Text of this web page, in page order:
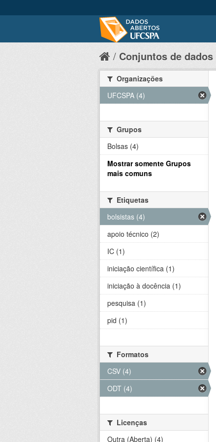
Conjuntos de dados
Organizações
UFCSPA (4)
Grupos
Bolsas (4)
Mostrar somente Grupos
mais comuns
Etiquetas
bolsistas (4)
apoio técnico (2)
IC (1)
iniciação científica (1)
iniciação à docência (1)
pesquisa (1)
pid (1)
Formatos
CSV (4)
ODT (4)
Licenças
Outra (Aberta) (4)